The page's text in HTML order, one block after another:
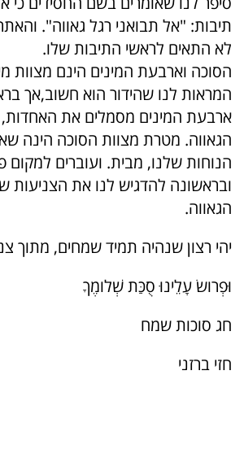
תיבות: "אל תבואני רגל גאווה".
לא התאים לראשי התיבות שלו.
הסוכה וארבעת המינים הינם מצוות
המראות לנו שהידור הוא חשוב,אך
ארבעת המינים מסמלים את
הגאווה. מטרת מצוות הסוכה הינה
הנוחות שלנו, מבית. ועוברים למקום
ובראשונה להדגיש לנו את הצניעות
הגאווה.
יהי רצון שנהיה תמיד שמחים, מתוך
וּפְרושׂ עָלֵינוּ סֻכַּת שְׁלומֶךָ
חג סוכות שמח
חזי ברזני